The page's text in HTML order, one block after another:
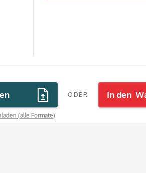
(alle Formate)
ODER In den